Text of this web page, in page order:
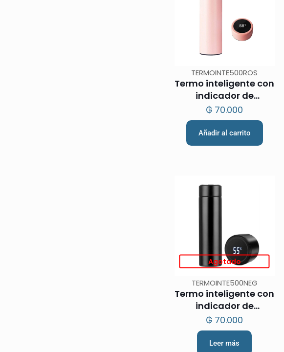
TERMOINTE500ROS
Termo inteligente con
indicador de
temperatura 500ml –
Rosa
₲ 70.000
Añadir al carrito
Agotado
TERMOINTE500NEG
Termo inteligente con
indicador de
temperatura 500ml –
Negro
₲ 70.000
Leer más